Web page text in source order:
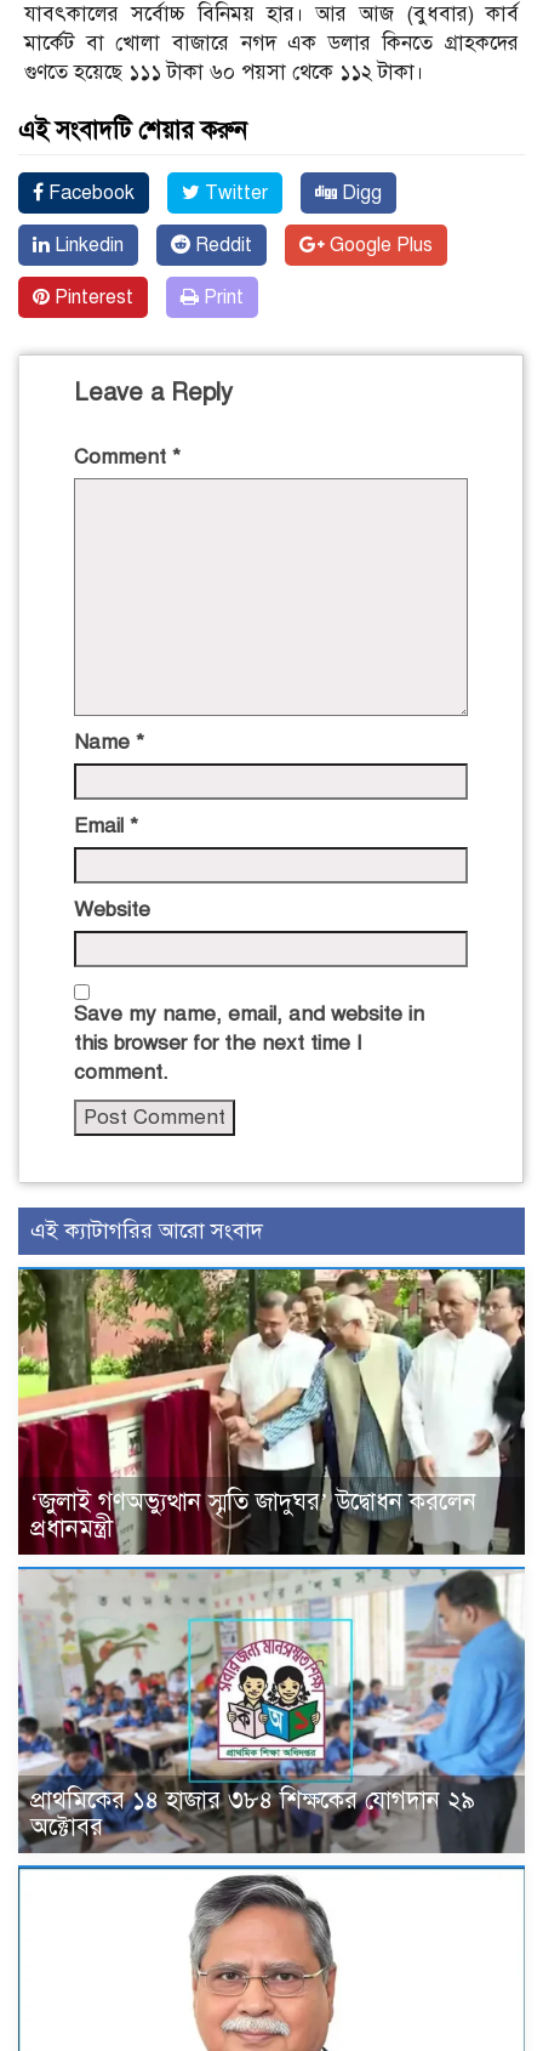
যাবৎকালের সর্বোচ্চ বিনিময় হার। আর আজ (বুধবার) কার্ব
মার্কেট বা খোলা বাজারে নগদ এক ডলার কিনতে গ্রাহক‌দের
গুণ‌তে হয়েছে ১১১ টাকা ৬০ পয়সা থেকে ১১২ টাকা।
এই সংবাদটি শেয়ার করুন
Facebook Twitter Digg
Linkedin Reddit Google Plus
Pinterest Print
Leave a Reply
Comment *
Name *
Email *
Website
Save my name, email, and website in
this browser for the next time I
comment.
এই ক্যাটাগরির আরো সংবাদ
‘জুলাই গণঅভ্যুত্থান স্মৃতি জাদুঘর’ উদ্বোধন করলেন
প্রধানমন্ত্রী
প্রাথমিকের ১৪ হাজার ৩৮৪ শিক্ষকের যোগদান ২৯
অক্টোবর